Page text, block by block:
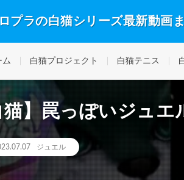
プラの白猫シリーズ最新動画
ム 白猫プロジェクト 白猫テニス
猫】罠っぽいジュエ
ジュエル